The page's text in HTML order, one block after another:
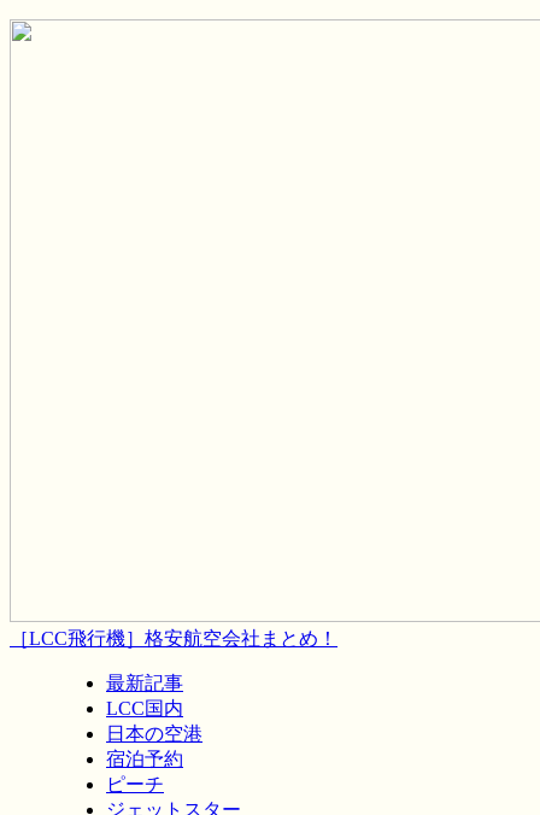
［LCC飛行機］格安航空会社まとめ！
最新記事
LCC国内
日本の空港
宿泊予約
ピーチ
ジェットスター